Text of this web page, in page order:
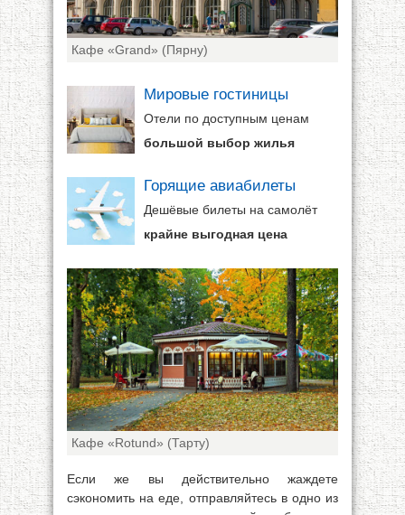
Кафе «Grand» (Пярну)
Мировые гостиницы
Отели по доступным ценам
большой выбор жилья
Горящие авиабилеты
Дешёвые билеты на самолёт
крайне выгодная цена
Кафе «Rotund» (Тарту)
Если же вы действительно жаждете
сэкономить на еде, отправляйтесь в одно из